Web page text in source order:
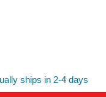
ships in 2-4 days